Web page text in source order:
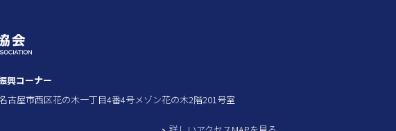
興コーナー
古屋市西区花の木一丁目4番4号メゾン花の木2階201号室